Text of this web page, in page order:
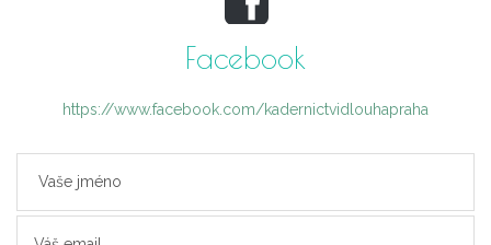
Facebook
https://www.facebook.com/kadernictvidlouhapraha